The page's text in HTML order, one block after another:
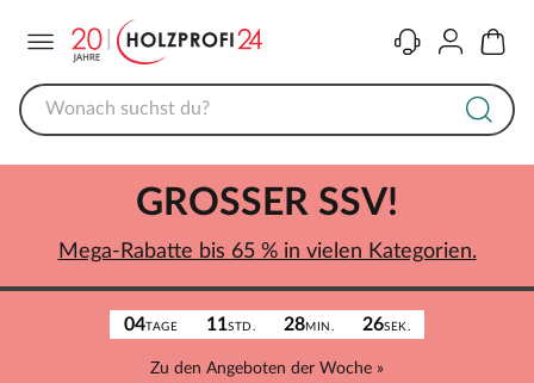
KontaktKonto
04TAGE 11STD. 28MIN. 26SEK.
Zu den Angeboten der Woche »
GROSSER SSV!
Mega-Rabatte bis 65 % in vielen Kategorien.